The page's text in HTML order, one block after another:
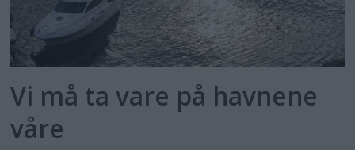
Vi må ta vare på havnene
våre